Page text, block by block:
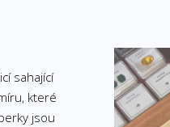
sahající
které
jsou